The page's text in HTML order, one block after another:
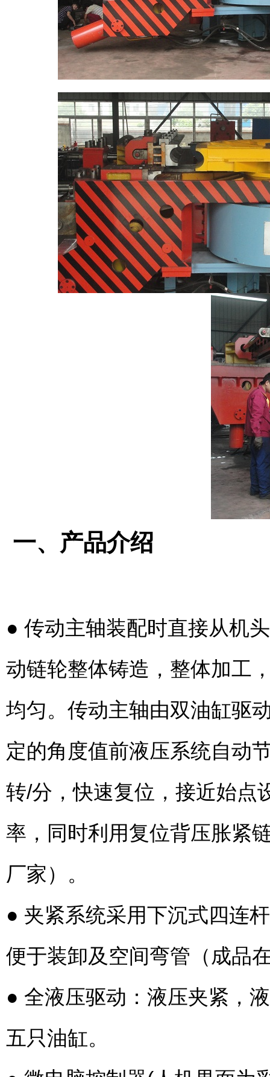
一、产品介绍
● 传动主轴装配时直接从机
动链轮整体铸造，整体加工
均匀。传动主轴由双油缸驱
定的角度值前液压系统自动
转/分，快速复位，接近始点
率，同时利用复位背压胀紧
厂家）。
● 夹紧系统采用下沉式四连
便于装卸及空间弯管（成品
● 全液压驱动：液压夹紧，
五只油缸。